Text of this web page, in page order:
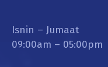
Isnin – Jumaat
09:00am – 05:00pm